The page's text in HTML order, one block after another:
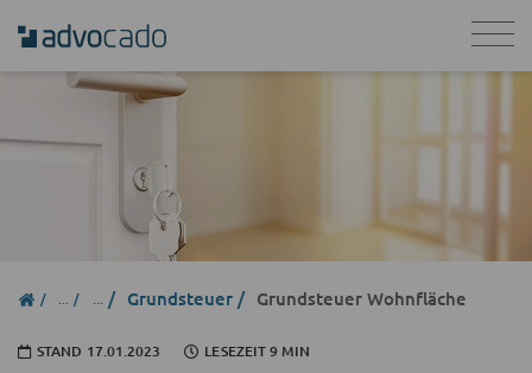
Grundsteuer Grundsteuer Wohnfläche
STAND 17.01.2023 LESEZEIT 9 MIN